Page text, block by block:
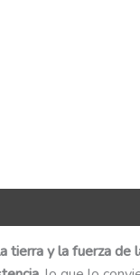
tierra y la fuerza de